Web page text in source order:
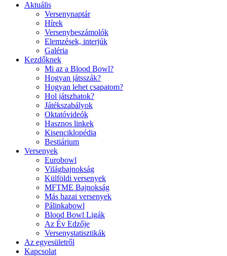
Aktuális
Versenynaptár
Hírek
Versenybeszámolók
Elemzések, interjúk
Galéria
Kezdőknek
Mi az a Blood Bowl?
Hogyan játsszák?
Hogyan lehet csapatom?
Hol játszhatok?
Játékszabályok
Oktatóvideók
Hasznos linkek
Kisenciklopédia
Bestiárium
Versenyek
Eurobowl
Világbajnokság
Külföldi versenyek
MFTME Bajnokság
Más hazai versenyek
Pálinkabowl
Blood Bowl Ligák
Az Év Edzője
Versenystatisztikák
Az egyesületről
Kapcsolat